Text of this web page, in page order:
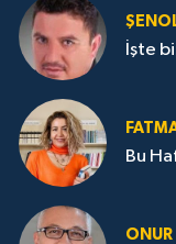
İşte
Bu